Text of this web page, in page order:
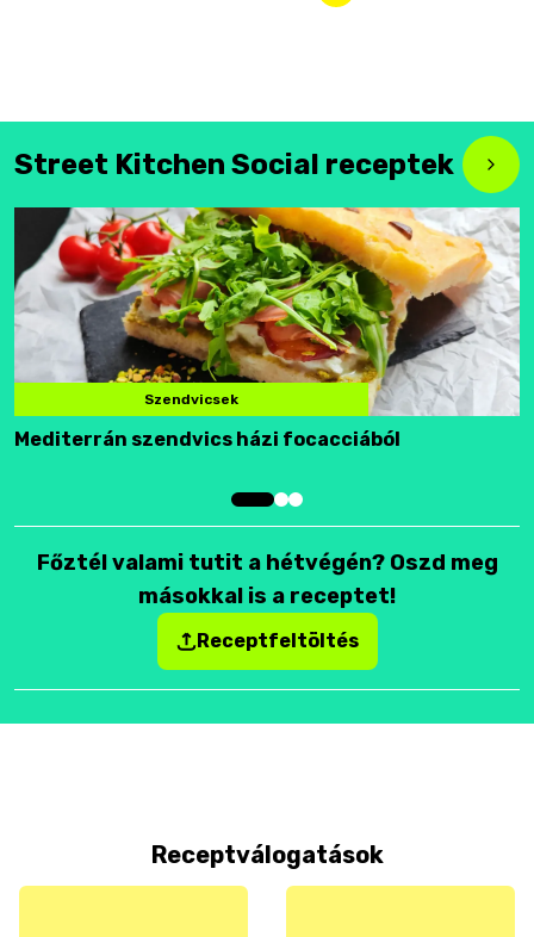
Street Kitchen Social receptek
Szendvicsek
Mediterrán szendvics házi focacciából
Főztél valami tutit a hétvégén? Oszd meg
másokkal is a receptet!
Receptfeltöltés
Receptválogatások